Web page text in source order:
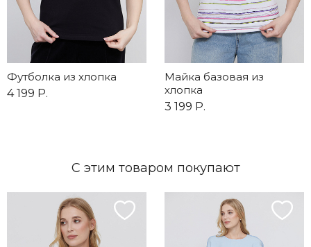
Футболка из хлопка
4 199 Р.
Майка базовая из
хлопка
3 199 Р.
С этим товаром покупают